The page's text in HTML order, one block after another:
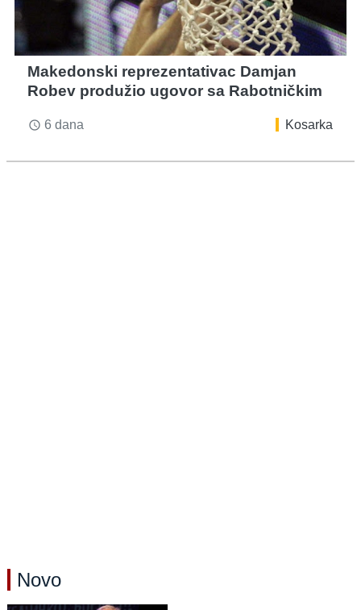
Makedonski reprezentativac Damjan
Robev produžio ugovor sa Rabotničkim
access_time 6 dana Kosarka
Novo